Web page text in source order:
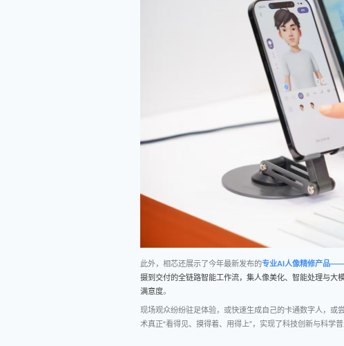
此外，相芯还展示了今年最新发布的专业AI人像精修产品
摄到交付的全链路智能工作流，集人像美化、智能处理与大
满意度。
现场观众纷纷驻足体验，或快速生成自己的卡通数字人，或
术真正“看得见、摸得着、用得上”，实现了科技创新与科学普